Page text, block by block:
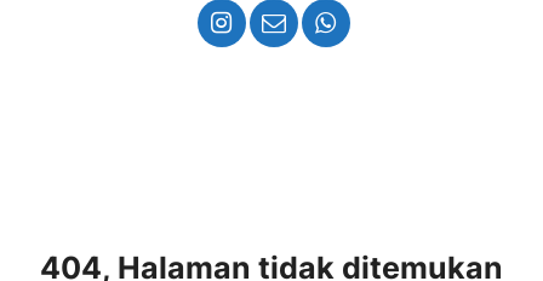
404, Halaman tidak ditemukan